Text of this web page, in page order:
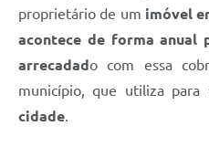
Serviços Online
Enquete
Contato
proprietário de um imóvel
acontece de forma anual
arrecadado com essa
município, que utiliza para
cidade.